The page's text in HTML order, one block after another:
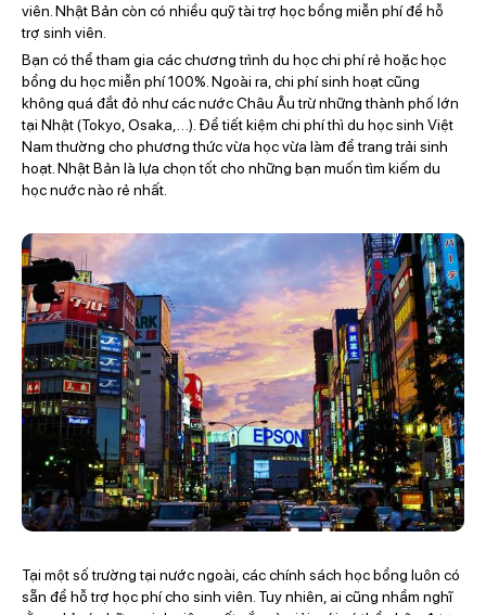
viên. Nhật Bản còn có nhiều quỹ tài trợ học bổng miễn phí để hỗ
trợ sinh viên.
Bạn có thể tham gia các chương trình du học chi phí rẻ hoặc học
bổng du học miễn phí 100%. Ngoài ra, chi phí sinh hoạt cũng
không quá đắt đỏ như các nước Châu Âu trừ những thành phố lớn
tại Nhật (Tokyo, Osaka,…). Để tiết kiệm chi phí thì du học sinh Việt
Nam thường cho phương thức vừa học vừa làm để trang trải sinh
hoạt. Nhật Bản là lựa chọn tốt cho những bạn muốn tìm kiếm du
học nước nào rẻ nhất.
Tại một số trường tại nước ngoài, các chính sách học bổng luôn có
sẵn để hỗ trợ học phí cho sinh viên. Tuy nhiên, ai cũng nhầm nghĩ